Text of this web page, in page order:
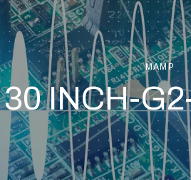
MAMP
30 INCH-